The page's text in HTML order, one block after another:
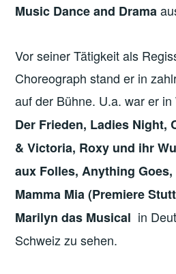
Music Dance and Drama
Vor seiner Tätigkeit als
Choreograph stand er in
auf der Bühne. U.a. war er in
Der Frieden, Ladies Night,
& Victoria, Roxy und ihr
aux Folles, Anything
Mamma Mia (Premiere
Marilyn das Musical in
Schweiz zu sehen.